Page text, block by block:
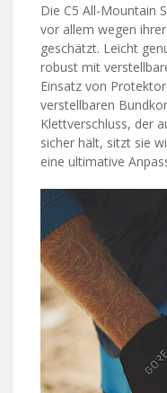
Die C5 All-Mountain
vor allem wegen
geschätzt. Leicht
robust mit
Einsatz von
verstellbaren
Klettverschluss, der
sicher hält, sitzt sie
eine ultimative